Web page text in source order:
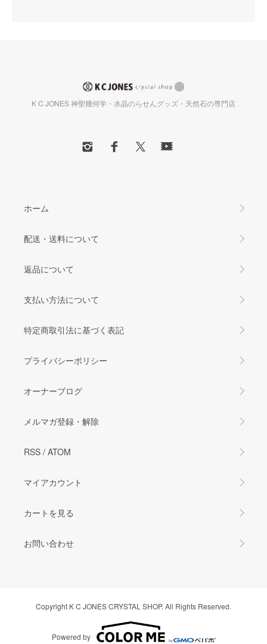
K C JONES 神聖幾何学・水晶のらせんグッズ・天然石の専門店
ホーム
配送・送料について
返品について
支払い方法について
特定商取引法に基づく表記
プライバシーポリシー
オーナーブログ
メルマガ登録・解除
RSS / ATOM
マイアカウント
カートを見る
お問い合わせ
Copyright K C JONES CRYSTAL SHOP. All Rights Reserved.
Powered by